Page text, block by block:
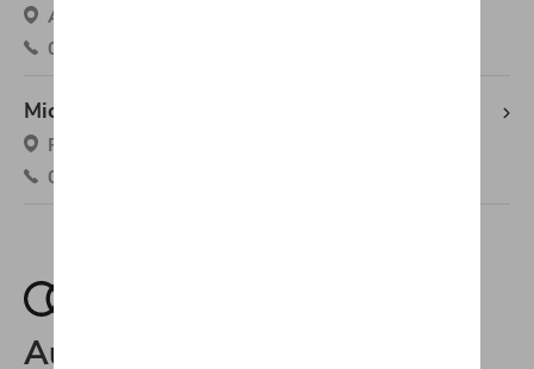
Avenue Des Déportés 32, 5070 Fosses-la-Ville
071/71.11.58
Michaël Mazuin Tarcienne Volkswagen
Route De Philippeville 53c, 5651 Tarcienne
071/21.33.30
Audi